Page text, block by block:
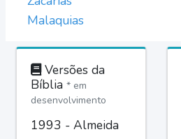
Malaquias
Versões da
Bíblia * em
desenvolvimento
1993 - Almeida